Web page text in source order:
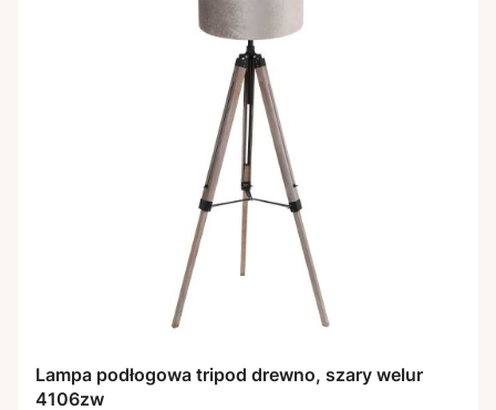
Lampa podłogowa tripod drewno, szary welur
4106zw